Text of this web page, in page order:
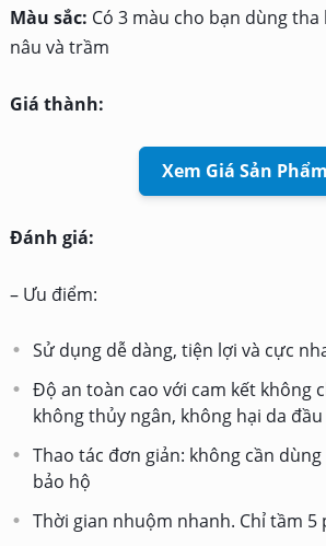
Màu sắc: Có 3 màu cho bạn dùng
nâu và trầm
Giá thành:
Xem Giá Sản Phẩm
Đánh giá:
– Ưu điểm:
Sử dụng dễ dàng, tiện lợi và cực
Độ an toàn cao với cam kết không
không thủy ngân, không hại da
Thao tác đơn giản: không cần
bảo hộ
Thời gian nhuộm nhanh. Chỉ tầm 5